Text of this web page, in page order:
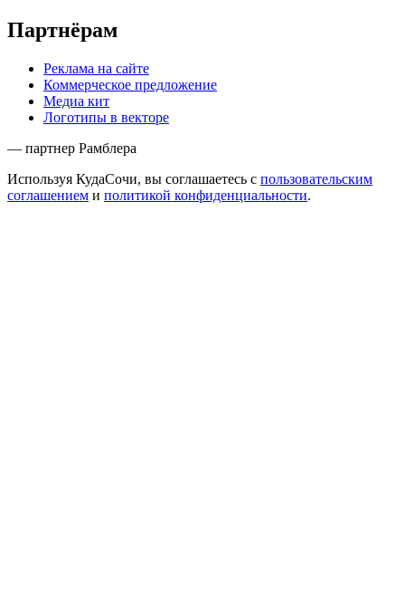
Партнёрам
Реклама на сайте
Коммерческое предложение
Медиа кит
Логотипы в векторе
— партнер Рамблера
Используя КудаСочи, вы соглашаетесь с пользовательским
соглашением и политикой конфиденциальности.